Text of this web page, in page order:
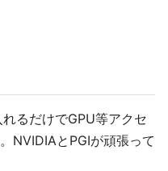
るだけでGPU等アクセ
NVIDIAとPGIが頑張って